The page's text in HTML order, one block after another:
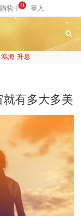
0
鴻海 升息
有多大多美